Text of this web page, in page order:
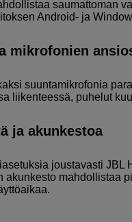
saumattoman
Android- ja
mikrofonien
suuntamikrofonia
liikenteessä, puhelut
ja akunkestoa
joustavasti
akunkesto mahdollistaa